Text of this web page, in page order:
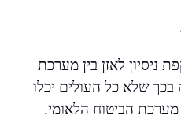
לאזן בין מערכת
בכך שלא כל העולים יכלו
הביטוח הלאומי.